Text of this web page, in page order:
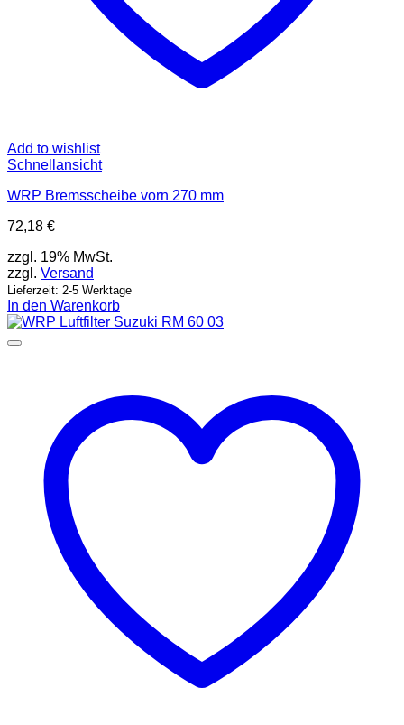
Add to wishlist
Schnellansicht
WRP Bremsscheibe vorn 270 mm
72,18 €
zzgl. 19% MwSt.
zzgl. Versand
Lieferzeit: 2-5 Werktage
In den Warenkorb